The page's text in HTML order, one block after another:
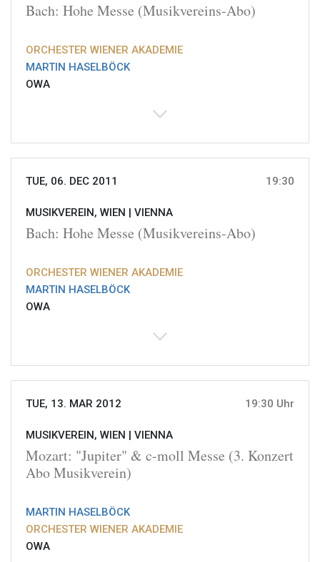
Bach: Hohe Messe (Musikvereins-Abo)
ORCHESTER WIENER AKADEMIE
MARTIN HASELBÖCK
OWA
TUE, 06. DEC 2011 19:30
MUSIKVEREIN, WIEN | VIENNA
Bach: Hohe Messe (Musikvereins-Abo)
ORCHESTER WIENER AKADEMIE
MARTIN HASELBÖCK
OWA
TUE, 13. MAR 2012 19:30 Uhr
MUSIKVEREIN, WIEN | VIENNA
Mozart: "Jupiter" & c-moll Messe (3. Konzert
Abo Musikverein)
MARTIN HASELBÖCK
ORCHESTER WIENER AKADEMIE
OWA